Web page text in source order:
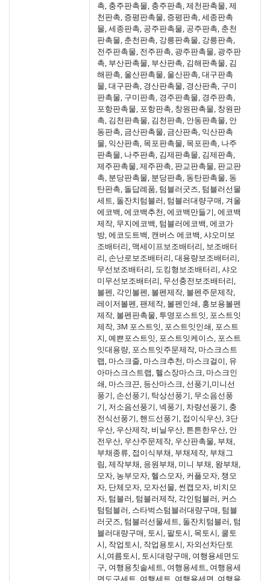
촉, 충주판촉물, 충주판촉, 제천판촉물, 제
천판촉, 증평판촉물, 증평판촉, 세종판촉
물, 세종판촉, 공주판촉물, 공주판촉, 춘천
판촉물, 춘천판촉, 강릉판촉물, 강릉판촉,
전주판촉물, 전주판촉, 광주판촉물, 광주판
촉, 부산판촉물, 부산판촉, 김해판촉물, 김
해판촉, 울산판촉물, 울산판촉, 대구판촉
물, 대구판촉, 경산판촉물, 경산판촉, 구미
판촉물, 구미판촉, 경주판촉물, 경주판촉,
포항판촉물, 포항판촉, 창원판촉물, 창원판
촉, 김천판촉물, 김천판촉, 안동판촉물, 안
동판촉, 금산판촉물, 금산판촉, 익산판촉
물, 익산판촉, 목포판촉물, 목포판촉, 나주
판촉물, 나주판촉, 김제판촉물, 김제판촉,
제주판촉물, 제주판촉, 판교판촉물, 판교판
촉, 분당판촉물, 분당판촉, 동탄판촉물, 동
탄판촉, 돌답례품, 텀블러굿즈, 텀블러선물
세트, 돌잔치텀블러, 텀블러대량구매, 겨울
에코백, 에코백추천, 에코백만들기, 에코백
제작, 무지에코백, 텀블러에코백, 에코가
방, 에코도트백, 캔버스 에코백, 샤오미보
조배터리, 맥세이프보조배터리, 보조배터
리, 손난로보조배터리, 대용량보조배터리,
무선보조배터리, 도킹형보조배터리, 샤오
미무선보조배터리, 무선충전보조배터리,
볼펜, 각인볼펜, 볼펜제작, 볼펜주문제작,
레이저볼펜, 팬제작, 볼펜인쇄, 홍보용볼펜
제작, 볼펜판촉물, 투명포스트잇, 포스트잇
제작, 3M 포스트잇, 포스트잇인쇄, 포스트
지, 예쁜포스트잇, 포스트잇케이스, 포스트
잇대용량, 포스트잇주문제작, 마스크스트
랩, 마스크줄, 마스크추천, 마스크걸이, 유
아마스크스트랩, 헬스장마스크, 마스크인
쇄, 마스크끈, 등산마스크, 선풍기,미니선
풍기, 손선풍기, 탁상선풍기, 무소음선풍
기, 저소음선풍기, 넥풍기, 차량선풍기, 충
전식선풍기, 핸드선풍기, 접이식우산, 3단
우산, 우산제작, 비닐우산, 튼튼한우산, 안
전우산, 우산주문제작, 우산판촉물, 부채,
부채종류, 접이식부채, 부채제작, 부채그
림, 제작부채, 응원부채, 미니 부채, 왕부채,
모자, 농부모자, 헬스모자, 커플모자, 챙모
자, 단체모자, 모자선물, 썬캡모자, 비치모
자, 텀블러, 텀블러제작, 각인텀블러, 커스
텀텀블러, 스타벅스텀블러대량구매, 텀블
러굿즈, 텀블러선물세트, 돌잔치텀블러, 텀
블러대량구매, 토시, 팔토시, 목토시, 쿨토
시, 작업토시, 작업용토시, 자외선차단토
시,여름토시, 토시대량구매, 여행용세면도
구, 여행용칫솔세트, 여행용세트, 여행용세